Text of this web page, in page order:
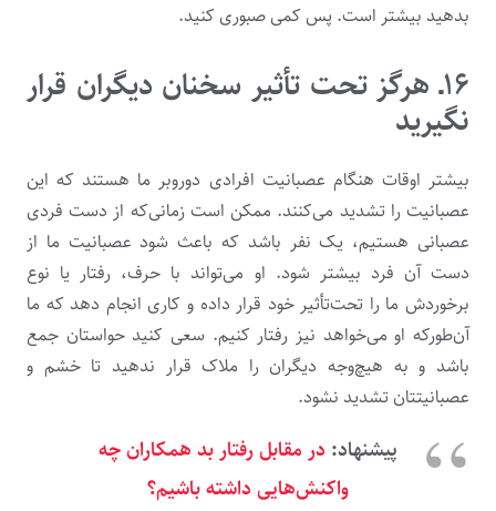
بدهید بیشتر است. پس کمی صبوری کنید.
۱۶ـ هرگز تحت تأثیر سخنان دیگران قرار
نگیرید
بیشتر اوقات هنگام عصبانیت افرادی دوروبر ما هستند که این
عصبانیت را تشدید می‌کنند. ممکن است زمانی‌که از دست فردی
عصبانی هستیم، یک نفر باشد که باعث شود عصبانیت ما از
دست آن فرد بیشتر شود. او می‌تواند با حرف، رفتار یا نوع
برخوردش ما را تحت‌تأثیر خود قرار داده و کاری انجام دهد که ما
آن‌طورکه او می‌خواهد نیز رفتار کنیم. سعی کنید حواستان جمع
باشد و به هیچ‌وجه دیگران را ملاک قرار ندهید تا خشم و
عصبانیتتان تشدید نشود.
پیشنهاد: در مقابل رفتار بد همکاران چه
واکنش‌هایی داشته باشیم؟